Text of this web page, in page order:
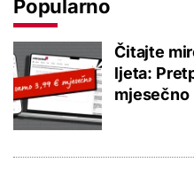
Popularno
Čitajte
ljeta:
mjesečno